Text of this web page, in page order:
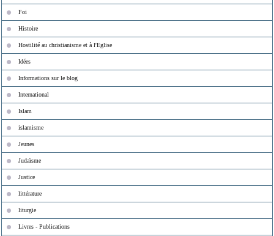
Foi
Histoire
Hostilité au christianisme et à l'Eglise
Idées
Informations sur le blog
International
Islam
islamisme
Jeunes
Judaïsme
Justice
littérature
liturgie
Livres - Publications